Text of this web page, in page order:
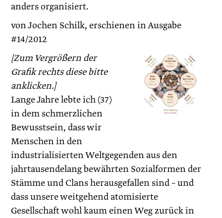
anders organisiert.
von Jochen Schilk, erschienen in Ausgabe
#14/2012
[Zum Vergrößern der
Grafik rechts diese bitte
anklicken.]
Lange Jahre lebte ich (37)
in dem schmerzlichen
Bewusstsein, dass wir
Menschen in den
industrialisierten Weltgegenden aus den
jahrtausendelang bewährten Sozialformen der
Stämme und Clans herausgefallen sind – und
dass unsere weitgehend atomi­sierte
Gesellschaft wohl kaum einen Weg zurück in